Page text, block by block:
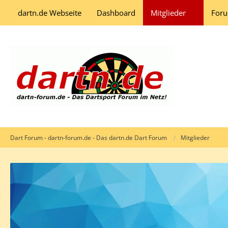
dartn.de Webseite Dashboard Mitglieder
Dart Forum - dartn-forum.de - Das dartn.de Dart Forum Mitglieder